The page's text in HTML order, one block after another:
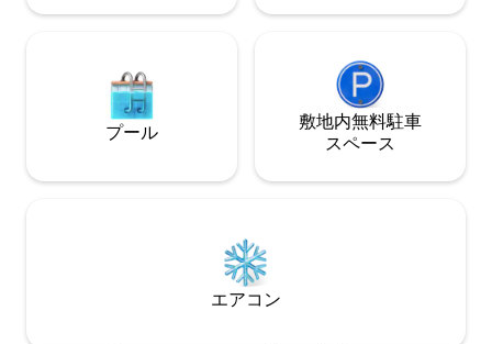
プール
敷地内無料駐⁠車
ス⁠ペ⁠ー⁠ス
エアコン